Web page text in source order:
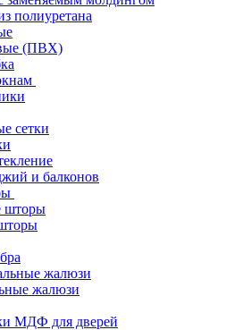
полиуретана
(ПВХ)
сетки
и балконов
шторы
жалюзи
жалюзи
МДФ для дверей